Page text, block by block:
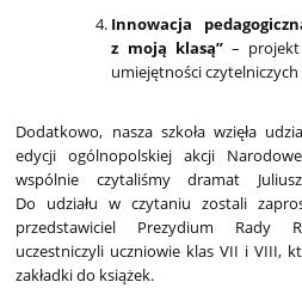
Innowacja
z moją klasą”– projekt
umiejętności
Dodatkowo, nasza szkoła wzięła
edycji ogólnopolskiej akcji
wspólnie czytaliśmy dramat
Do udziału w czytaniu zostali
przedstawiciel Prezydium Rady
uczestniczyli uczniowie klas VII i VIII,
zakładki do książek.